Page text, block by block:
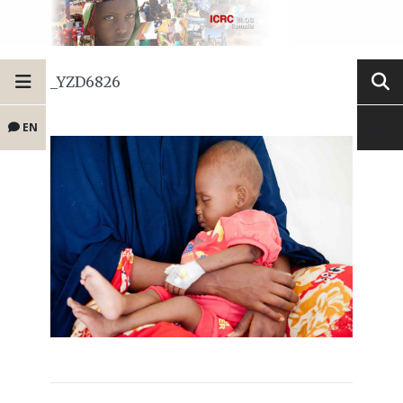
EN
_YZD6826